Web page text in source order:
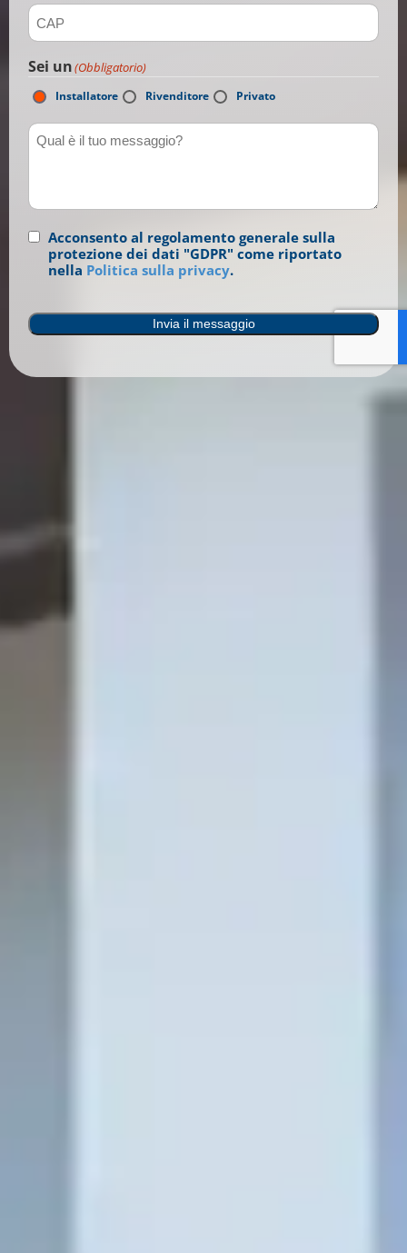
CAP (Obbligatorio)
Sei un(Obbligatorio)
Installatore Rivenditore Privato
Qual è il tuo messaggio?
Consenso(Obbligatorio)
Acconsento al regolamento generale sulla
protezione dei dati "GDPR" come riportato
nella Politica sulla privacy.
Invia il messaggio